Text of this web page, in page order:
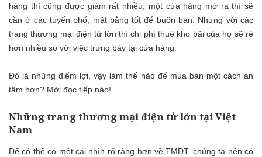
hàng thì cũng được giảm rất nhiều, một cửa hàng mở ra thì sẽ
cần ở các tuyến phố, mặt bằng tốt để buôn bán. Nhưng với các
trang thương mại điện tử lớn thì chi phí thuê kho bãi của họ sẽ rẻ
hơn nhiều so với việc trưng bày tại cửa hàng.
Đó là những điểm lợi, vậy làm thế nào để mua bán một cách an
tâm hơn? Mời đọc tiếp nào!
Những trang thương mại điện tử lớn tại Việt
Nam
Để có thể có một cái nhìn rõ ràng hơn về TMĐT, chúng ta nên có